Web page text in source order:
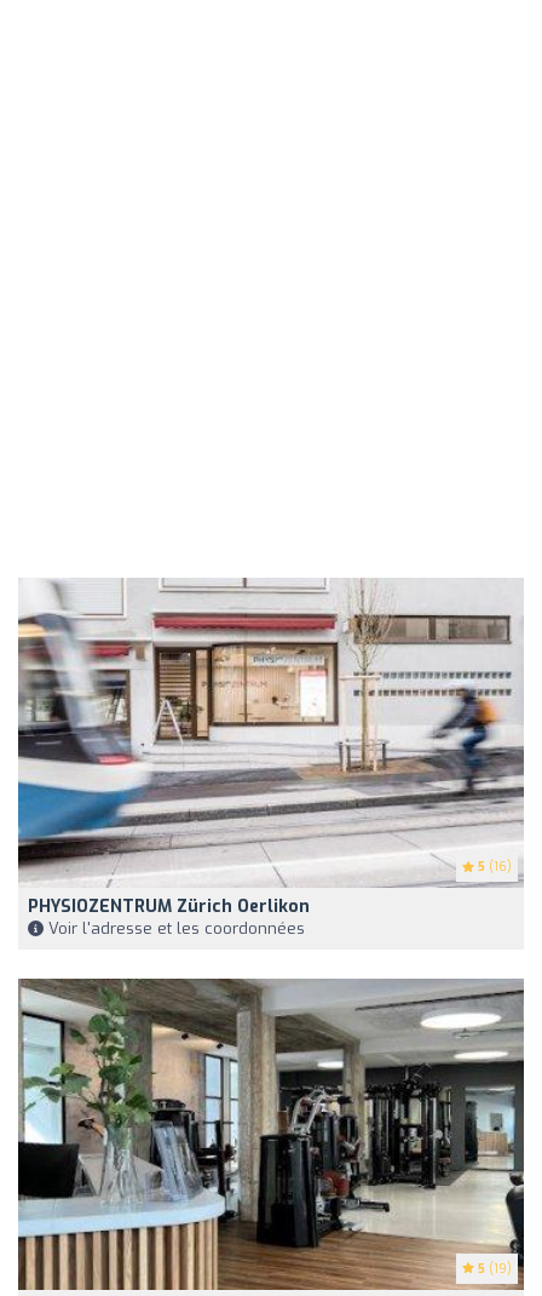
5 (16)
PHYSIOZENTRUM Zürich Oerlikon
Voir l'adresse et les coordonnées
5 (19)